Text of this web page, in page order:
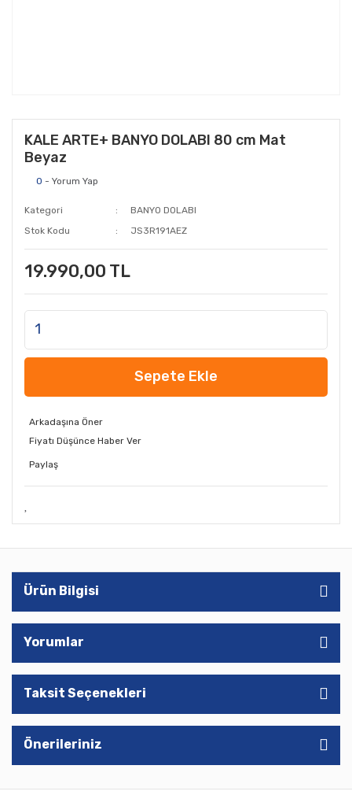
KALE ARTE+ BANYO DOLABI 80 cm Mat
Beyaz
0 - Yorum Yap
Kategori
BANYO DOLABI
Stok Kodu
JS3R191AEZ
19.990,00 TL
Sepete Ekle
Arkadaşına Öner
Fiyatı Düşünce Haber Ver
Paylaş
Ürün Bilgisi
Yorumlar
Taksit Seçenekleri
Önerileriniz